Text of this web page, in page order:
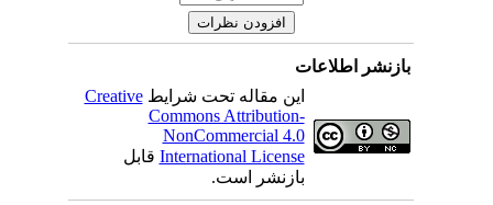
بازنشر اطلاعات
این مقاله تحت شرایطCreative
Commons Attribution-
NonCommercial 4.0
International Licenseقابل
بازنشر است.